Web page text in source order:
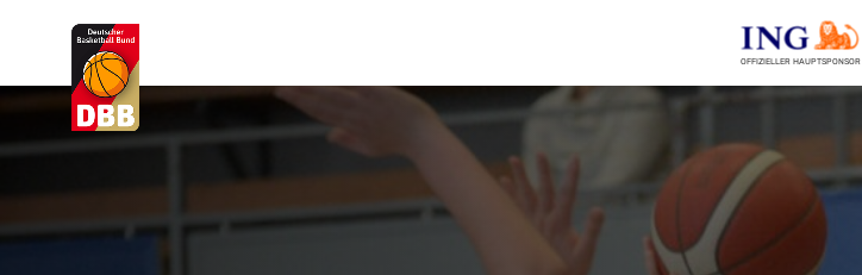
OFFIZIELLER HAUPTSPONSOR
Suchvorschläge
Lorem Ipsum
Amet Valputo